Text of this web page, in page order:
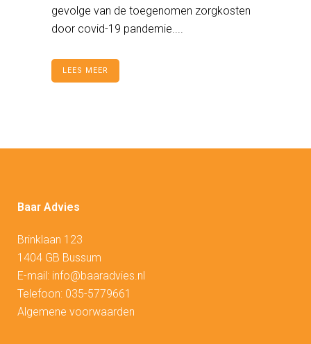
gevolge van de toegenomen zorgkosten
door covid-19 pandemie....
LEES MEER
Baar Advies
Brinklaan 123
1404 GB Bussum
E-mail: info@baaradvies.nl
Telefoon: 035-5779661
Algemene voorwaarden